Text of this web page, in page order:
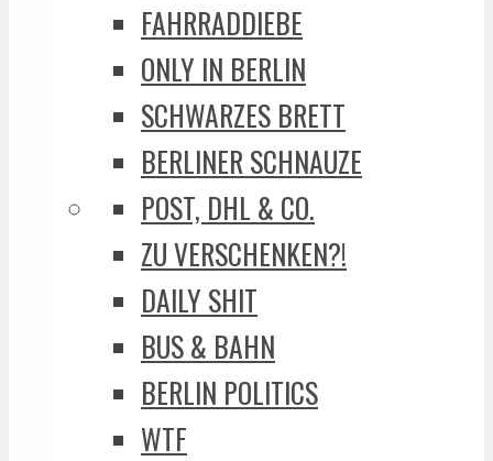
FAHRRADDIEBE
ONLY IN BERLIN
SCHWARZES BRETT
BERLINER SCHNAUZE
POST, DHL & CO.
ZU VERSCHENKEN?!
DAILY SHIT
BUS & BAHN
BERLIN POLITICS
WTF